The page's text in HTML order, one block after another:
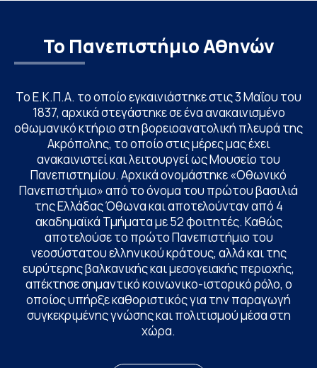
Το Πανεπιστήμιο Αθηνών
Το Ε.Κ.Π.Α. το οποίο εγκαινιάστηκε στις 3 Μαΐου του
1837, αρχικά στεγάστηκε σε ένα ανακαινισμένο
οθωμανικό κτήριο στη βορειοανατολική πλευρά της
Ακρόπολης, το οποίο στις μέρες μας έχει
ανακαινιστεί και λειτουργεί ως Μουσείο του
Πανεπιστημίου. Αρχικά ονομάστηκε «Οθωνικό
Πανεπιστήμιο» από το όνομα του πρώτου βασιλιά
της Ελλάδας Όθωνα και αποτελούνταν από 4
ακαδημαϊκά Τμήματα με 52 φοιτητές. Καθώς
αποτελούσε το πρώτο Πανεπιστήμιο του
νεοσύστατου ελληνικού κράτους, αλλά και της
ευρύτερης βαλκανικής και μεσογειακής περιοχής,
απέκτησε σημαντικό κοινωνικο-ιστορικό ρόλο, ο
οποίος υπήρξε καθοριστικός για την παραγωγή
συγκεκριμένης γνώσης και πολιτισμού μέσα στη
χώρα.